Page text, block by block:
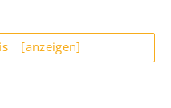
[anzeigen]